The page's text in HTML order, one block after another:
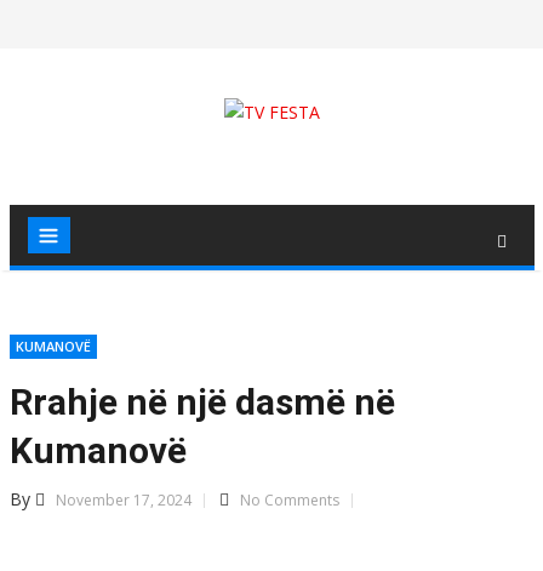
KUMANOVË
Rrahje në një dasmë në
Kumanovë
By November 17, 2024 No Comments